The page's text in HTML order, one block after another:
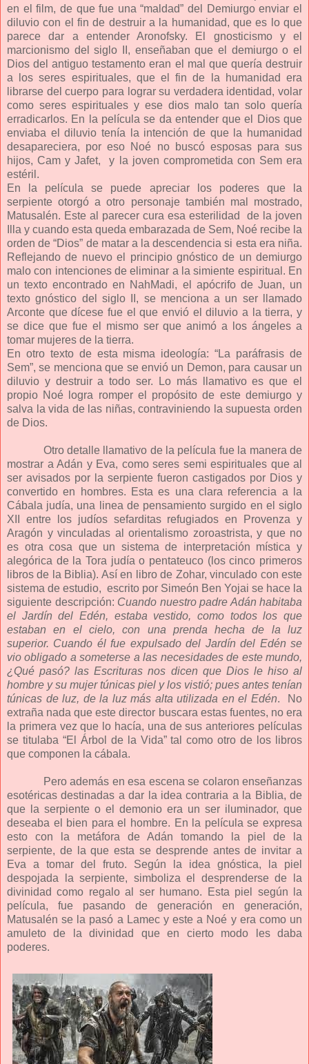
en el film, de que fue una “maldad” del Demiurgo enviar el
diluvio con el fin de destruir a la humanidad, que es lo que
parece dar a entender Aronofsky. El gnosticismo y el
marcionismo del siglo II, enseñaban que el demiurgo o el
Dios del antiguo testamento eran el mal que quería destruir
a los seres espirituales, que el fin de la humanidad era
librarse del cuerpo para lograr su verdadera identidad, volar
como seres espirituales y ese dios malo tan solo quería
erradicarlos. En la película se da entender que el Dios que
enviaba el diluvio tenía la intención de que la humanidad
desapareciera, por eso Noé no buscó esposas para sus
hijos, Cam y Jafet, y la joven comprometida con Sem era
estéril.
En la película
se puede apreciar los poderes que la
serpiente otorgó a otro personaje también mal mostrado,
Matusalén. Este al parecer cura esa esterilidad
de la joven
Illa y cuando esta queda embarazada de Sem, Noé recibe la
orden de “Dios” de matar a la descendencia si esta era niña.
Reflejando de nuevo el principio gnóstico de un demiurgo
malo con intenciones de eliminar a la simiente espiritual. En
un texto encontrado en NahMadi, el apócrifo de Juan, un
texto gnóstico del siglo II, se menciona a un ser llamado
Arconte que dícese fue el que envió el diluvio a la tierra, y
se dice que fue el mismo ser que animó a los ángeles a
tomar mujeres de la tierra.
En otro texto de esta misma ideología: “La paráfrasis de
Sem”, se menciona que se envió un Demon, para causar un
diluvio y destruir a todo ser. Lo más llamativo es que el
propio Noé logra romper el propósito de este demiurgo y
salva la vida de las niñas, contraviniendo la supuesta orden
de Dios.
Otro detalle llamativo de la película fue la manera de
mostrar a Adán y Eva, como seres semi espirituales que al
ser avisados por la serpiente fueron castigados por Dios y
convertido en hombres. Esta es una clara referencia a la
Cábala judía, una linea de pensamiento surgido en el siglo
XII entre los judíos sefarditas refugiados en Provenza y
Aragón y vinculadas al orientalismo zoroastrista, y que no
es otra cosa que un sistema de interpretación mística y
alegórica de la Tora judía o pentateuco (los cinco primeros
libros de la Biblia). Así en libro de Zohar, vinculado con este
sistema de estudio, escrito por Simeón Ben Yojai se hace la
siguiente descripción: Cuando nuestro padre Adán habitaba
el Jardín del Edén, estaba vestido, como todos los que
estaban en el cielo, con una prenda hecha de la luz
superior. Cuando él fue expulsado del Jardín del Edén se
vio obligado a someterse a las necesidades de este mundo,
¿Qué pasó? las Escrituras nos dicen que Dios le hiso al
hombre y su mujer túnicas piel y los vistió; pues antes tenían
túnicas de luz, de la luz más alta utilizada en el Edén.
No
extraña nada que este director buscara estas fuentes, no era
la primera vez que lo hacía, una de sus anteriores películas
se titulaba “El Árbol de la Vida” tal como otro de los libros
que componen la cábala.
Pero además en esa escena se colaron enseñanzas
esotéricas destinadas a dar la idea contraria a la Biblia, de
que la serpiente o el demonio era un ser iluminador, que
deseaba el bien para el hombre. En la película se expresa
esto con la metáfora de Adán tomando la piel de la
serpiente, de la que esta se desprende antes de invitar a
Eva a tomar del fruto. Según la idea gnóstica, la piel
despojada la serpiente, simboliza el desprenderse de la
divinidad como regalo al ser humano. Esta piel según la
película, fue pasando de generación en generación,
Matusalén se la pasó a Lamec y este a Noé y era como un
amuleto de la divinidad que en cierto modo les daba
poderes.